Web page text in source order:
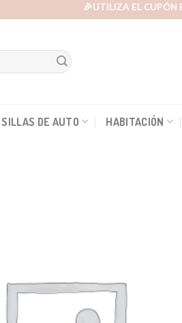
🎉UTILIZA EL CUPÓN
SILLAS DE AUTO HABITACIÓN